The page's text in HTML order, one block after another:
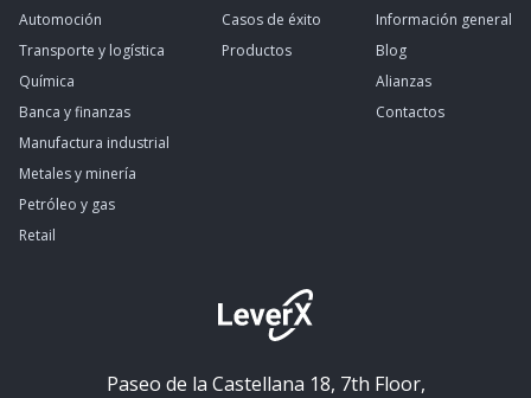
Automoción
Transporte y logística
Química
Banca y finanzas
Manufactura industrial
Metales y minería
Petróleo y gas
Retail
Casos de éxito
Productos
Información general
Blog
Alianzas
Contactos
Paseo de la Castellana 18, 7th Floor,